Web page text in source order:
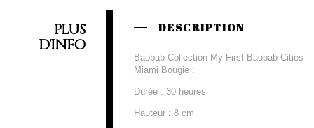
PLUS
D'INFO
DESCRIPTION
Baobab Collection My First Baobab Cities
Miami Bougie :
Durée : 30 heures
Hauteur : 8 cm